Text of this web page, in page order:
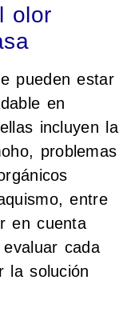
olor
pueden estar
en
incluyen la
problemas
entre
en cuenta
cada
la solución